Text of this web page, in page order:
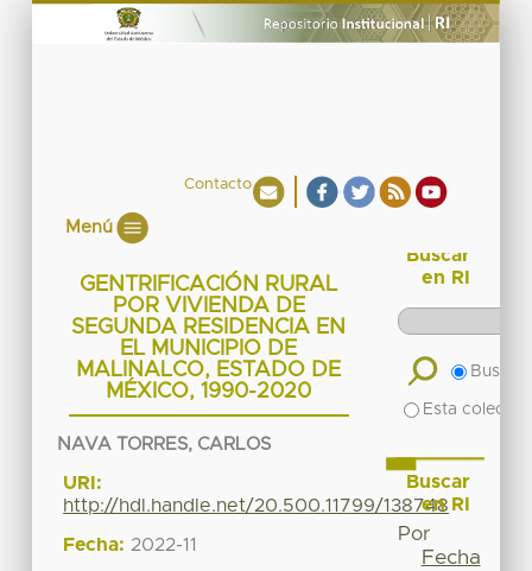
Contacto
Menú
GENTRIFICACIÓN RURAL
POR VIVIENDA DE
SEGUNDA RESIDENCIA EN
EL MUNICIPIO DE
MALINALCO, ESTADO DE
MÉXICO, 1990-2020
NAVA TORRES, CARLOS
URI:
http://hdl.handle.net/20.500.11799/138748
Fecha: 2022-11
Buscar
en RI
Buscar
Esta
Buscar
en RI
Por
Fecha